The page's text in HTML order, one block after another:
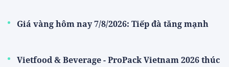
Giá vàng hôm nay 7/8/2026: Tiếp đà tăng mạnh
Vietfood & Beverage - ProPack Vietnam 2026 thúc